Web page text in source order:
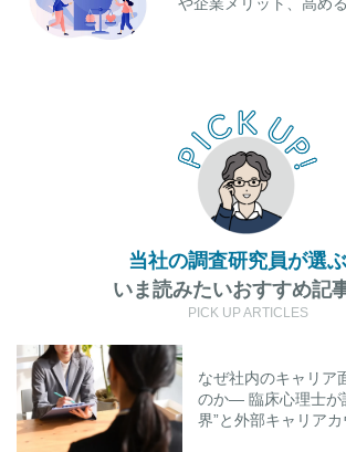
や企業メリット、高め
当社の調査研究員が選ぶ
いま読みたいおすすめ記
PICK UP ARTICLES
なぜ社内のキャリア
のか― 臨床心理士が
界”と外部キャリア